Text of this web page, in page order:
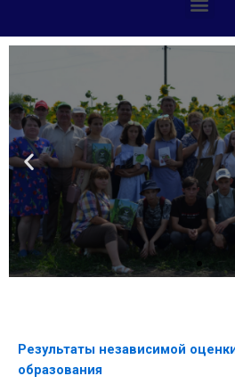
Результаты независимой
образования